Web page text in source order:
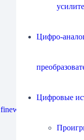
Цифро-
Цифровые
fineweb